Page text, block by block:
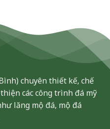
chuyên thiết kế, chế
các công trình đá mỹ
lăng mộ đá, mộ đá